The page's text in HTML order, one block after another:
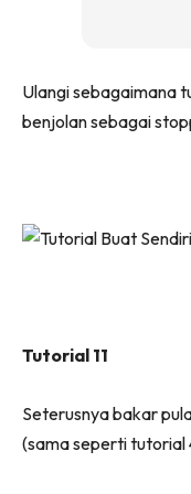
Ulangi sebagaimana
benjolan sebagai
Tutorial 11
Seterusnya bakar
(sama seperti tutorial